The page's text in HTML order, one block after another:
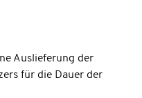
Auslieferung der
für die Dauer der